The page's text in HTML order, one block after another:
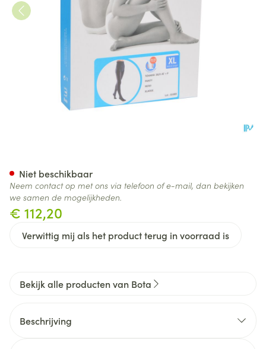
€ 112,20
Verwittig mij als het product terug in voorraad is
Niet beschikbaar
Neem contact op met ons via telefoon of e-mail, dan bekijken
we samen de mogelijkheden.
Bekijk alle producten van Bota
Beschrijving